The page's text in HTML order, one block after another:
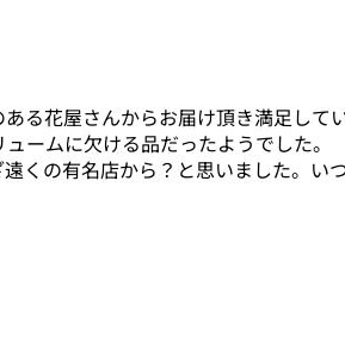
花屋さんからお届け頂き満足してい
ームに欠ける品だったようでした
くの有名店から？と思いました。い